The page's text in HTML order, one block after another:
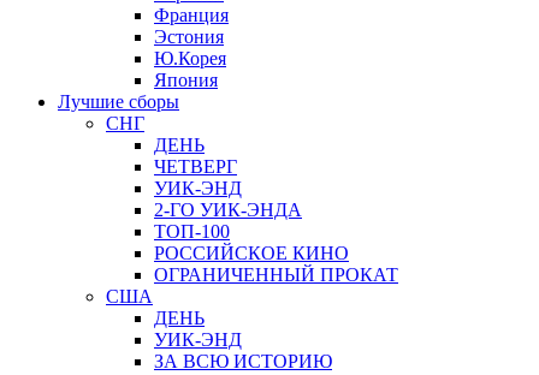
Франция
Эстония
Ю.Корея
Япония
Лучшие сборы
СНГ
ДЕНЬ
ЧЕТВЕРГ
УИК-ЭНД
2-ГО УИК-ЭНДА
ТОП-100
РОССИЙСКОЕ КИНО
ОГРАНИЧЕННЫЙ ПРОКАТ
США
ДЕНЬ
УИК-ЭНД
ЗА ВСЮ ИСТОРИЮ